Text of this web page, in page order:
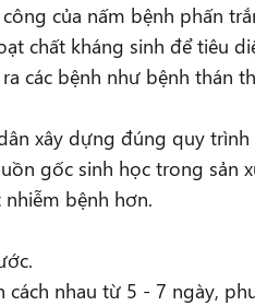
của nấm bệnh phấn
chất kháng sinh để tiêu
các bệnh như bệnh thán
xây dựng đúng quy
gốc sinh học trong sản
bệnh hơn.
nhau từ 5 - 7 ngày,